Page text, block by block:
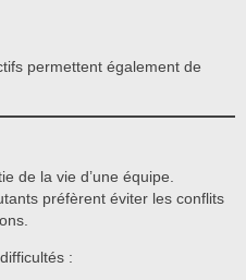
permettent également de
de la vie d’une équipe.
préfèrent éviter les conflits
: